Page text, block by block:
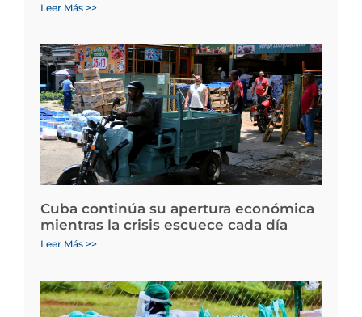
Leer Más >>
Cuba continúa su apertura económica
mientras la crisis escuece cada día
Leer Más >>